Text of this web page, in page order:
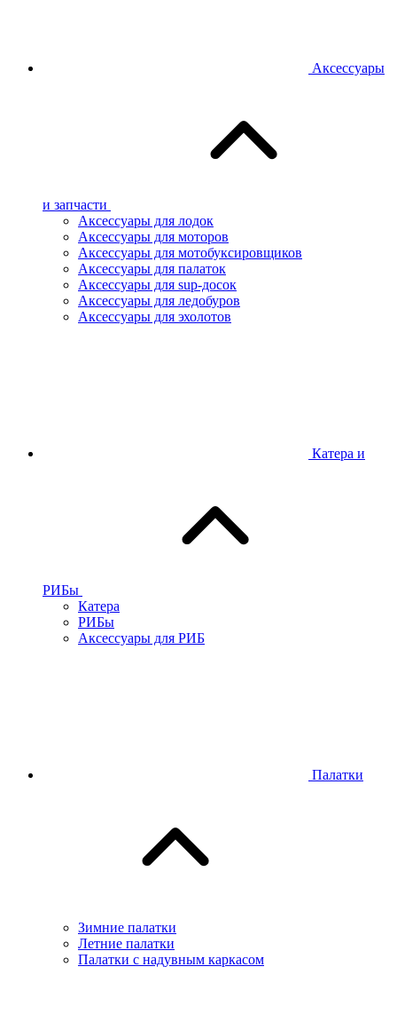
Аксессуары
и запчасти
Аксессуары для лодок
Аксессуары для моторов
Аксессуары для мотобуксировщиков
Аксессуары для палаток
Аксессуары для sup-досок
Аксессуары для ледобуров
Аксессуары для эхолотов
Катера и
РИБы
Катера
РИБы
Аксессуары для РИБ
Палатки
Зимние палатки
Летние палатки
Палатки с надувным каркасом